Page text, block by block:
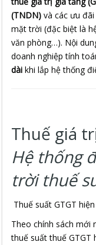
(TNDN) và các ưu
mặt trời (đặc biệt là
văn phòng…). Nội
doanh nghiệp tính
dài khi lắp hệ thống
Thuế giá
Hệ thống
trời thuế
Thuế suất GTGT
Theo chính sách mới
thuế suất thuế GTGT